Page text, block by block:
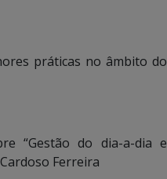
práticas no âmbito do
“Gestão do dia-a-dia e
Ferreira